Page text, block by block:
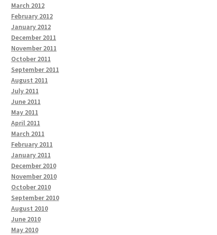
March 2012
February 2012
January 2012
December 2011
November 2011
October 2011
September 2011
August 2011
July 2011
June 2011
May 2011
April 2011
March 2011
February 2011
January 2011
December 2010
November 2010
October 2010
September 2010
August 2010
June 2010
May 2010